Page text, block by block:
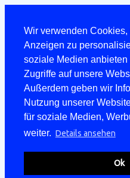
Wir verwenden Cookies,
Anzeigen zu
soziale Medien
Zugriffe auf unsere
Außerdem geben wir
Nutzung unserer
für soziale Medien,
weiter. Details ansehen
Ok